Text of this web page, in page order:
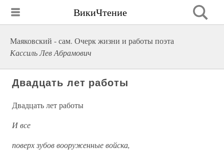
ВикиЧтение
Маяковский - сам. Очерк жизни и работы поэта
Кассиль Лев Абрамович
Двадцать лет работы
Двадцать лет работы
И все
поверх зубов вооруженные войска,